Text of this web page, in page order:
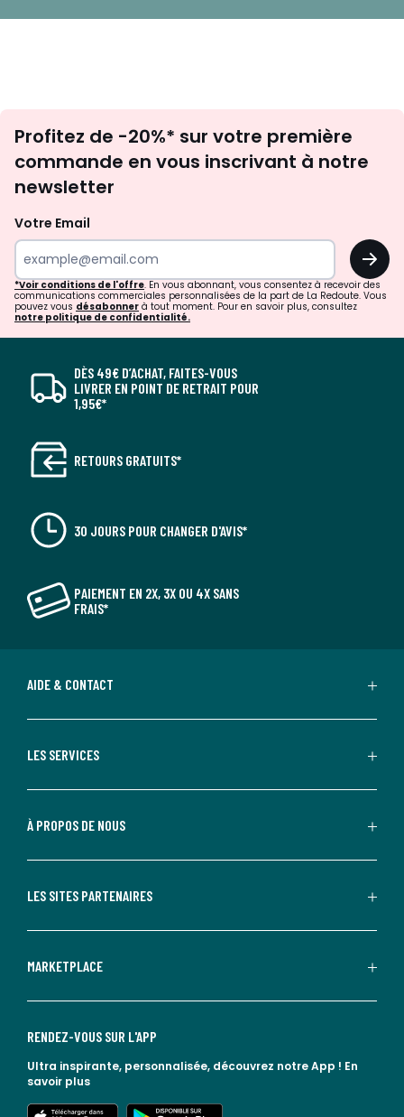
newsletter
Profitez de -20%* sur votre première
commande en vous inscrivant à notre
newsletter
Votre Email
OK
*Voir conditions de l'offre. En vous abonnant, vous consentez à recevoir des
communications commerciales personnalisées de la part de La Redoute. Vous
pouvez vous désabonner à tout moment. Pour en savoir plus, consultez
notre politique de confidentialité.
DÈS 49€ D’ACHAT, FAITES-VOUS
LIVRER EN POINT DE RETRAIT POUR
1,95€*
RETOURS GRATUITS*
30 JOURS POUR CHANGER D'AVIS*
PAIEMENT EN 2X, 3X OU 4X SANS
FRAIS*
AIDE & CONTACT
LES SERVICES
À PROPOS DE NOUS
LES SITES PARTENAIRES
MARKETPLACE
RENDEZ-VOUS SUR L'APP
Ultra inspirante, personnalisée, découvrez notre App ! En
savoir plus
lien vers l'app store
lien vers google play